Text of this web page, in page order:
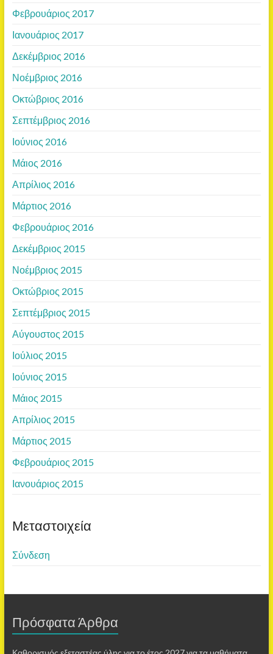
Φεβρουάριος 2017
Ιανουάριος 2017
Δεκέμβριος 2016
Νοέμβριος 2016
Οκτώβριος 2016
Σεπτέμβριος 2016
Ιούνιος 2016
Μάιος 2016
Απρίλιος 2016
Μάρτιος 2016
Φεβρουάριος 2016
Δεκέμβριος 2015
Νοέμβριος 2015
Οκτώβριος 2015
Σεπτέμβριος 2015
Αύγουστος 2015
Ιούλιος 2015
Ιούνιος 2015
Μάιος 2015
Απρίλιος 2015
Μάρτιος 2015
Φεβρουάριος 2015
Ιανουάριος 2015
Μεταστοιχεία
Σύνδεση
Πρόσφατα Άρθρα